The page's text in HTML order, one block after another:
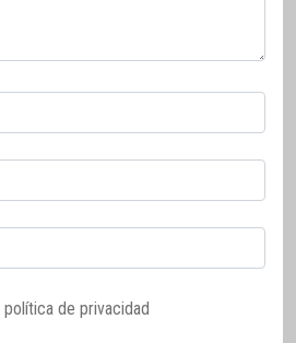
política de privacidad